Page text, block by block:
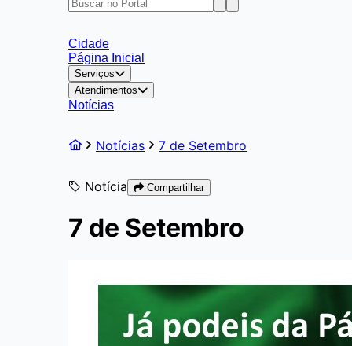
Cidade
Página Inicial
Serviços
Atendimentos
Notícias
Notícias 7 de Setembro
Notícia Compartilhar
7 de Setembro